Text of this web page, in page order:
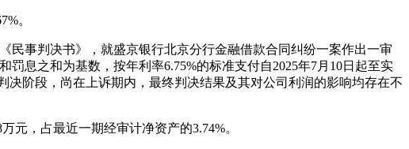
。
民事判决书》，就盛京银行北京分行金融借款合同纠纷一案作出一审
罚息之和为基数，按年利率6.75%的标准支付自2025年7月10日起至实
阶段，尚在上诉期内，最终判决结果及其对公司利润的影响均存在不
元，占最近一期经审计净资产的3.74%。